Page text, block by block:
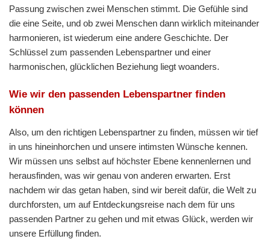
Passung zwischen zwei Menschen stimmt. Die Gefühle sind
die eine Seite, und ob zwei Menschen dann wirklich miteinander
harmonieren, ist wiederum eine andere Geschichte. Der
Schlüssel zum passenden Lebenspartner und einer
harmonischen, glücklichen Beziehung liegt woanders.
Wie wir den passenden Lebenspartner finden
können
Also, um den richtigen Lebenspartner zu finden, müssen wir tief
in uns hineinhorchen und unsere intimsten Wünsche kennen.
Wir müssen uns selbst auf höchster Ebene kennenlernen und
herausfinden, was wir genau von anderen erwarten. Erst
nachdem wir das getan haben, sind wir bereit dafür, die Welt zu
durchforsten, um auf Entdeckungsreise nach dem für uns
passenden Partner zu gehen und mit etwas Glück, werden wir
unsere Erfüllung finden.